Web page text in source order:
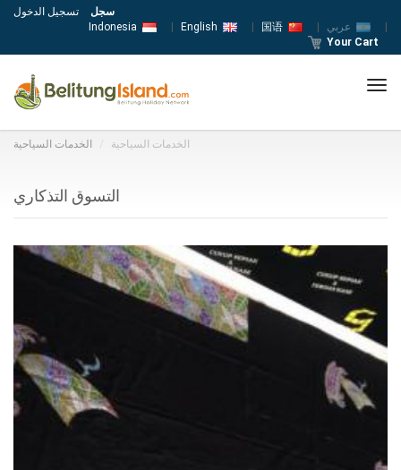
سجل
تسجيل الدخول
Indonesia
English 国语
Your Cart
الخدمات السياحية الخدمات السياحية
التسوق التذكاري